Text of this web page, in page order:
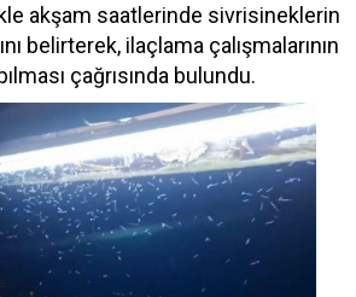
akşam saatlerinde sivrisineklerin
belirterek, ilaçlama çalışmalarının
çağrısında bulundu.